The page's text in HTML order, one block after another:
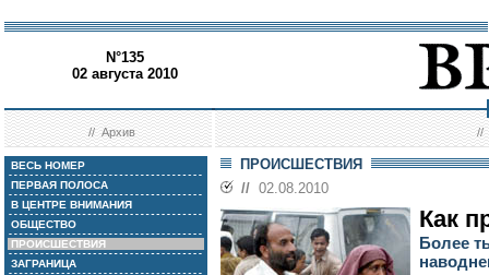
N°135
02 августа 2010
//Архив //
ВЕСЬ НОМЕР
ПЕРВАЯ ПОЛОСА
В ЦЕНТРЕ ВНИМАНИЯ
ОБЩЕСТВО
ПРОИСШЕСТВИЯ
ЗАГРАНИЦА
ПРОИСШЕСТВИЯ
// 02.08.2010
Как
Более